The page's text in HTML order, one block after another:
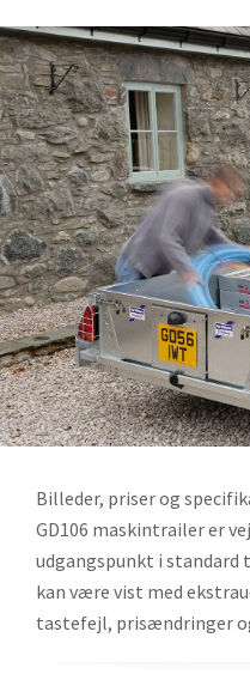
Billeder, priser og
GD106 maskintrailer er
udgangspunkt i standard
kan være vist med
tastefejl, prisændringer